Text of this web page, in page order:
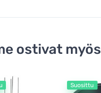
ostivat myös
Suosittu